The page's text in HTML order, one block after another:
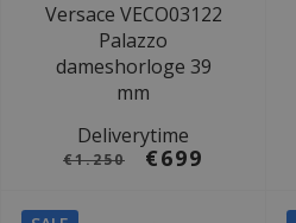
Versace VECO03122
Palazzo
dameshorloge 39
mm
Deliverytime
€1.250 €699